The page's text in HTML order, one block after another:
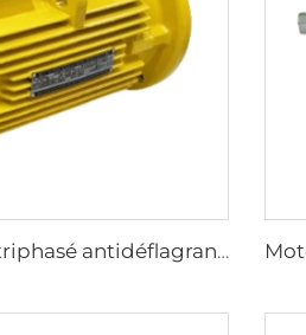
Moteur asynchrone triphasé antidéflagrant à basse tension de la série YBX4, à efficacité ultra-élevée